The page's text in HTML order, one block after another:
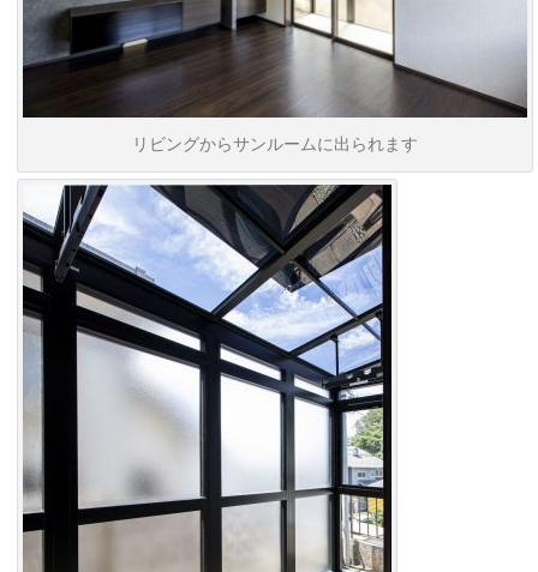
リビングからサンルームに出られます